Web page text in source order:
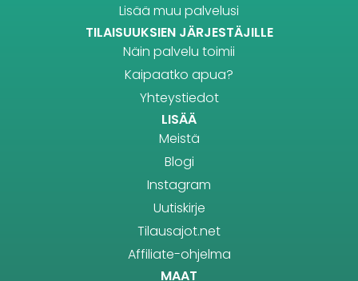
Lisää muu palvelusi
TILAISUUKSIEN JÄRJESTÄJILLE
Näin palvelu toimii
Kaipaatko apua?
Yhteystiedot
LISÄÄ
Meistä
Blogi
Instagram
Uutiskirje
Tilausajot.net
Affiliate-ohjelma
MAAT